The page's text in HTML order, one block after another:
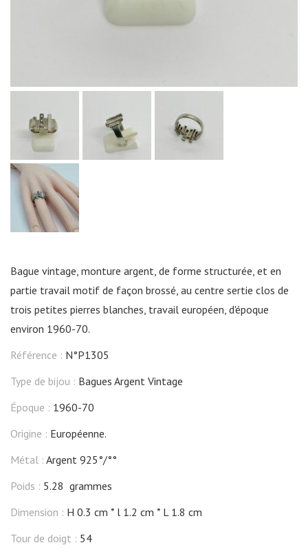
Bague vintage, monture argent, de forme structurée, et en
partie travail motif de façon brossé, au centre sertie clos de
trois petites pierres blanches, travail européen, d'époque
environ 1960-70.
Référence : N°P1305
Type de bijou : Bagues Argent Vintage
Époque : 1960-70
Origine : Européenne.
Métal : Argent 925°/°°
Poids : 5.28 grammes
Dimension : H 0.3 cm l 1.2 cm
L 1.8 cm
Tour de doigt : 54